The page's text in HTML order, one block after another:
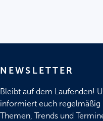
NEWSLETTER
Bleibt auf dem Laufenden!
informiert euch regelmäßig
Themen, Trends und